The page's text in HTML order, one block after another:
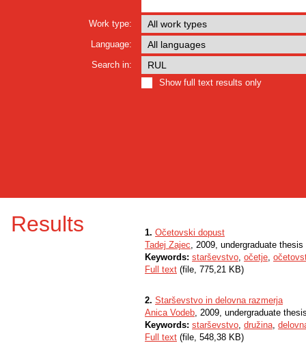
Work type:
Language:
Search in:
Show full text results only
Results 1. Očetovski dopust
Tadej Zajec, 2009, undergraduate thesis
Keywords: starševstvo, očetje,
Full text (file, 775,21 KB)
2. Starševstvo in delovna razmerja
Anica Vodeb, 2009, undergraduate
Keywords: starševstvo, družina,
Full text (file, 548,38 KB)